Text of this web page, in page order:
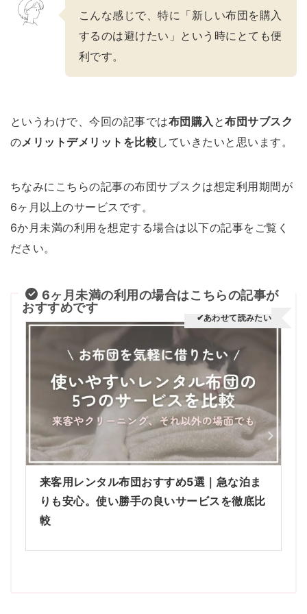
こんな感じで、特に「新しい布団を購入
するのは避けたい」という時にとても便
利です。
というわけで、今回の記事では布団購入 と布団サブスク
のメリットデメリットを比較していきたいと思います。
ちなみにこちらの記事の布団サブスクは想定利用期間が
6ヶ月以上のサービスです。
6か月未満の利用を想定する場合は以下の記事をご覧く
ださい。
6ヶ月未満の利用の場合はこちらの記事が
おすすめです
来客用レンタル布団おすすめ5選｜急な泊ま
りも安心。使い勝手の良いサービスを徹底比
較
✔あわせて読みたい